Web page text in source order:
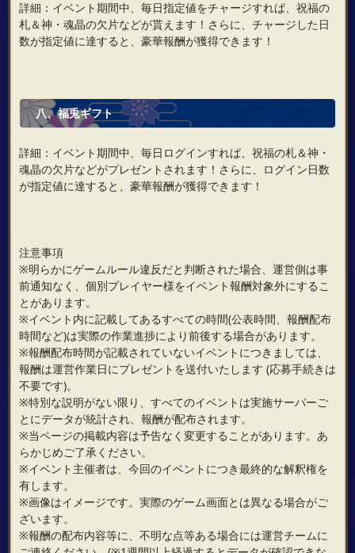
詳細：イベント期間中、毎日指定値をチャージすれば、祝福の
札＆神・魂晶の欠片などが貰えます！さらに、チャージした日
数が指定値に達すると、豪華報酬が獲得できます！
八、福兎ギフト
詳細：イベント期間中、毎日ログインすれば、祝福の札＆神・
魂晶の欠片などがプレゼントされます！さらに、ログイン日数
が指定値に達すると、豪華報酬が獲得できます！
注意事項
※明らかにゲームルール違反だと判断された場合、運営側は事
前通知なく、個別プレイヤー様をイベント報酬対象外にするこ
とがあります。
※イベント内に記載してあるすべての時間(公表時間、報酬配布
時間など)は実際の作業進捗により前後する場合があります。
※報酬配布時間が記載されていないイベントにつきましては、
報酬は運営作業日にプレゼントを送付いたします (応募手続きは
不要です)。
※特別な説明がない限り、すべてのイベントは実施サーバーご
とにデータが統計され、報酬が配布されます。
※当ページの掲載内容は予告なく変更することがあります。あ
らかじめご了承ください。
※イベント主催者は、今回のイベントにつき最終的な解釈権を
有します。
※画像はイメージです。実際のゲーム画面とは異なる場合がご
ざいます。
※報酬の配布内容等に、不明な点等ある場合には運営チームに